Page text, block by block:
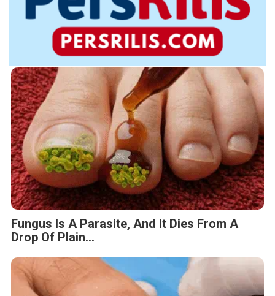
Fungus Is A Parasite, And It Dies From A
Drop Of Plain...